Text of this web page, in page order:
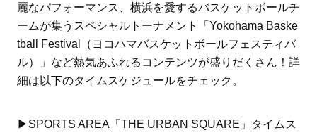
麗なパフォーマンス、横浜を愛するバスケットボールチ
ームが集うスペシャルトーナメント「Yokohama Baske
tball Festival（ヨコハマバスケットボールフェスティバ
ル）」など熱気あふれるコンテンツが盛りだくさん！詳
細は以下のタイムスケジュールをチェック。
▶︎SPORTS AREA「THE URBAN SQUARE」タイムス